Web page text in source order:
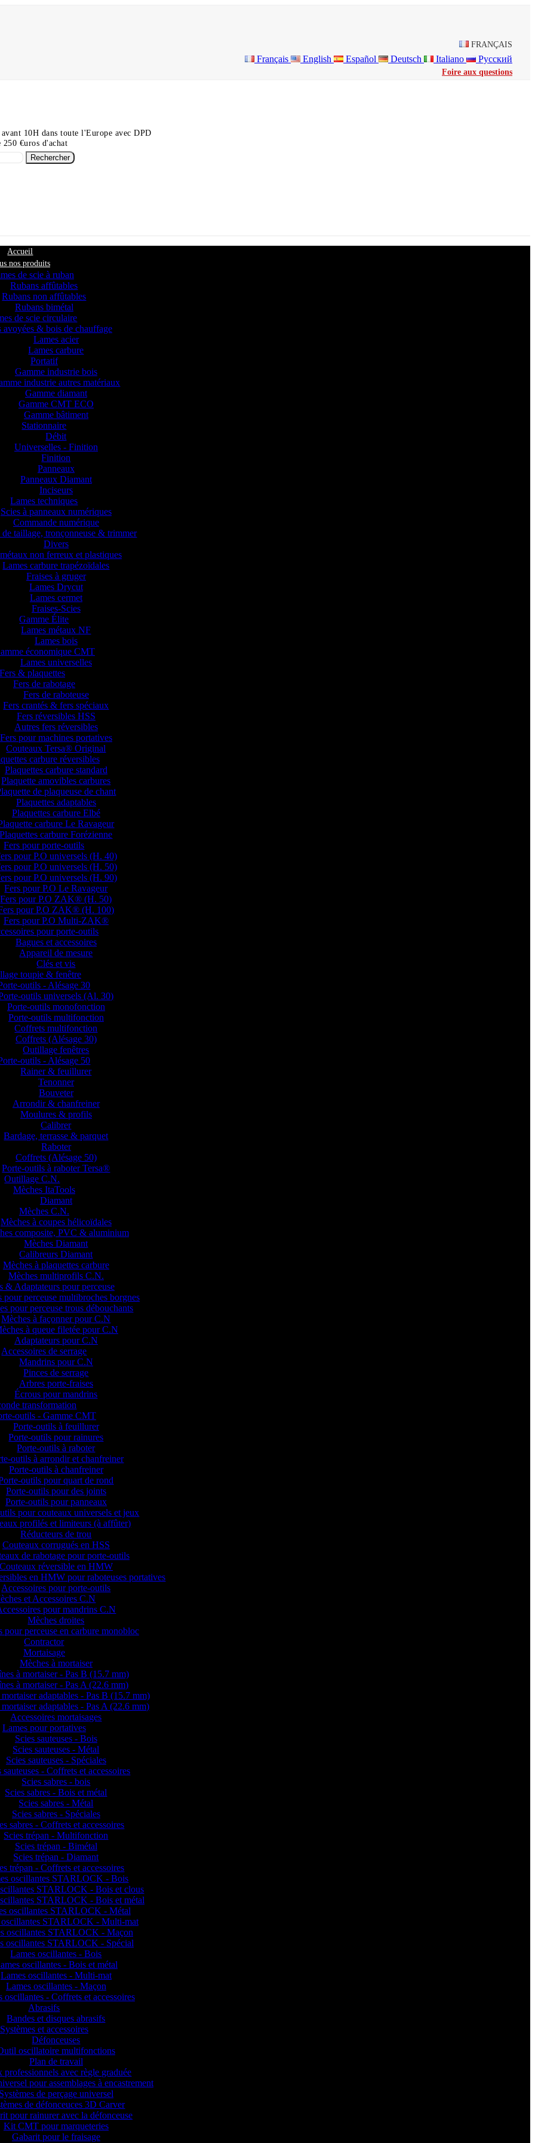
FRANÇAIS
Français English Español Deutsch Italiano Русский
Foire aux questions
10H dans toute l'Europe avec DPD
€uros d'achat
Rechercher
Accueil
nos produits
de scie à ruban
Rubans affûtables
Rubans non affûtables
Rubans bimétal
de scie circulaire
avoyées & bois de chauffage
Lames acier
Lames carbure
Portatif
Gamme industrie bois
industrie autres matériaux
Gamme diamant
Gamme CMT ECO
Gamme bâtiment
Stationnaire
Débit
Universelles - Finition
Finition
Panneaux
Panneaux Diamant
Inciseurs
Lames techniques
Scies à panneaux numériques
Commande numérique
de taillage, tronçonneuse & trimmer
Divers
non ferreux et plastiques
Lames carbure trapézoïdales
Fraises à gruger
Lames Drycut
Lames cermet
Fraises-Scies
Gamme Élite
Lames métaux NF
Lames bois
économique CMT
Lames universelles
Fers & plaquettes
Fers de rabotage
Fers de raboteuse
Fers crantés & fers spéciaux
Fers réversibles HSS
Autres fers réversibles
Fers pour machines portatives
Couteaux Tersa® Original
carbure réversibles
Plaquettes carbure standard
Plaquette amovibles carbures
de plaqueuse de chant
Plaquettes adaptables
Plaquettes carbure Elbé
carbure Le Ravageur
Plaquettes carbure Forézienne
Fers pour porte-outils
pour P.O universels (H. 40)
pour P.O universels (H. 50)
pour P.O universels (H. 90)
Fers pour P.O Le Ravageur
Fers pour P.O ZAK® (H. 50)
pour P.O ZAK® (H. 100)
Fers pour P.O Multi-ZAK®
pour porte-outils
Bagues et accessoires
Appareil de mesure
Clés et vis
toupie & fenêtre
outils - Alésage 30
outils universels (Al. 30)
Porte-outils monofonction
Porte-outils multifonction
Coffrets multifonction
Coffrets (Alésage 30)
Outillage fenêtres
outils - Alésage 50
Rainer & feuillurer
Tenonner
Bouveter
Arrondir & chanfreiner
Moulures & profils
Calibrer
Bardage, terrasse & parquet
Raboter
Coffrets (Alésage 50)
Porte-outils à raboter Tersa®
Outillage C.N.
Mèches ItaTools
Diamant
Mèches C.N.
Mèches à coupes hélicoïdales
composite, PVC & aluminium
Mèches Diamant
Calibreurs Diamant
Mèches à plaquettes carbure
Mèches multiprofils C.N.
& Adaptateurs pour perceuse
pour perceuse multibroches borgnes
pour perceuse trous débouchants
Mèches à façonner pour C.N
à queue filetée pour C.N
Adaptateurs pour C.N
Accessoires de serrage
Mandrins pour C.N
Pinces de serrage
Arbres porte-fraises
Écrous pour mandrins
transformation
outils - Gamme CMT
Porte-outils à feuillurer
Porte-outils pour rainures
Porte-outils à raboter
outils à arrondir et chanfreiner
Porte-outils à chanfreiner
outils pour quart de rond
Porte-outils pour des joints
Porte-outils pour panneaux
pour couteaux universels et jeux
profilés et limiteurs (à affûter)
Réducteurs de trou
Couteaux corrugués en HSS
de rabotage pour porte-outils
Couteaux réversible en HMW
en HMW pour raboteuses portatives
Accessoires pour porte-outils
et Accessoires C.N
pour mandrins C.N
Mèches droites
pour perceuse en carbure monobloc
Contractor
Mortaisage
Mèches à mortaiser
à mortaiser - Pas B (15.7 mm)
à mortaiser - Pas A (22.6 mm)
adaptables - Pas B (15.7 mm)
adaptables - Pas A (22.6 mm)
Accessoires mortaisages
Lames pour portatives
Scies sauteuses - Bois
Scies sauteuses - Métal
Scies sauteuses - Spéciales
sauteuses - Coffrets et accessoires
Scies sabres - bois
Scies sabres - Bois et métal
Scies sabres - Métal
Scies sabres - Spéciales
sabres - Coffrets et accessoires
Scies trépan - Multifonction
Scies trépan - Bimétal
Scies trépan - Diamant
trépan - Coffrets et accessoires
oscillantes STARLOCK - Bois
STARLOCK - Bois et clous
STARLOCK - Bois et métal
oscillantes STARLOCK - Métal
oscillantes STARLOCK - Multi-mat
oscillantes STARLOCK - Maçon
oscillantes STARLOCK - Spécial
Lames oscillantes - Bois
oscillantes - Bois et métal
Lames oscillantes - Multi-mat
Lames oscillantes - Maçon
oscillantes - Coffrets et accessoires
Abrasifs
Bandes et disques abrasifs
Systèmes et accessoires
Défonceuses
oscillatoire multifonctions
Plan de travail
professionnels avec règle graduée
pour assemblages à encastrement
Systèmes de perçage universel
de défonceuces 3D Carver
pour rainurer avec la défonceuse
Kit CMT pour marqueteries
Gabarit pour le fraisage